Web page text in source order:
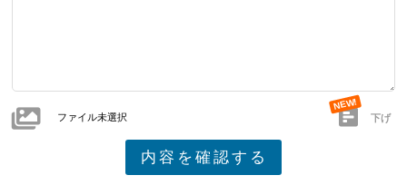
ファイル未選択 下げ